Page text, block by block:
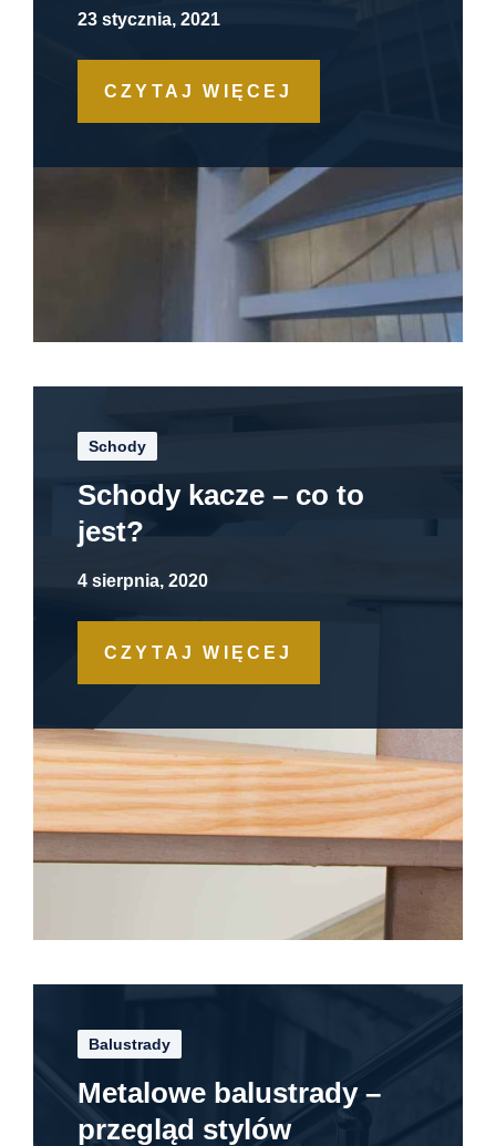
23 stycznia, 2021
CZYTAJ WIĘCEJ
Schody
Schody kacze – co to
jest?
4 sierpnia, 2020
CZYTAJ WIĘCEJ
Balustrady
Metalowe balustrady –
przegląd stylów